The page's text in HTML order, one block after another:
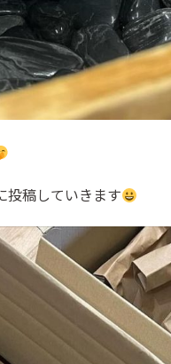
投稿していきます